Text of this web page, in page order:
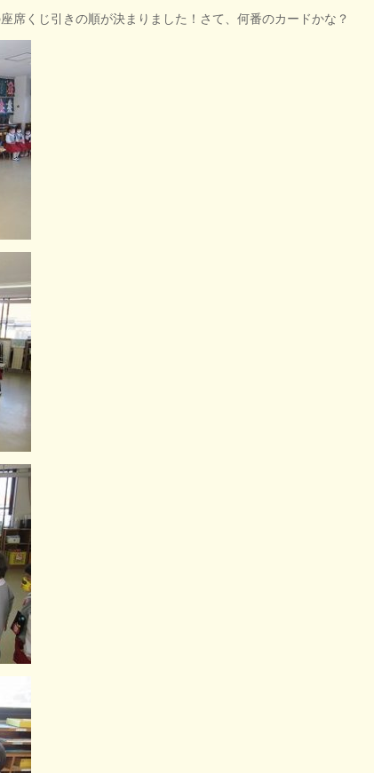
席くじ引きの順が決まりました！さて、何番のカードかな？